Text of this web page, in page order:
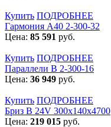
Купить ПОДРОБНЕЕ
Гармония А40 2-300-32
Цена: 85 591 руб.
Купить ПОДРОБНЕЕ
Параллели В 2-300-16
Цена: 36 949 руб.
Купить ПОДРОБНЕЕ
Бриз В 24V 300x140x4700
Цена: 219 015 руб.